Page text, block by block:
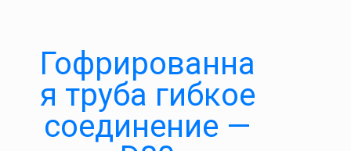
Гофрированна
я труба гибкое
соединение —